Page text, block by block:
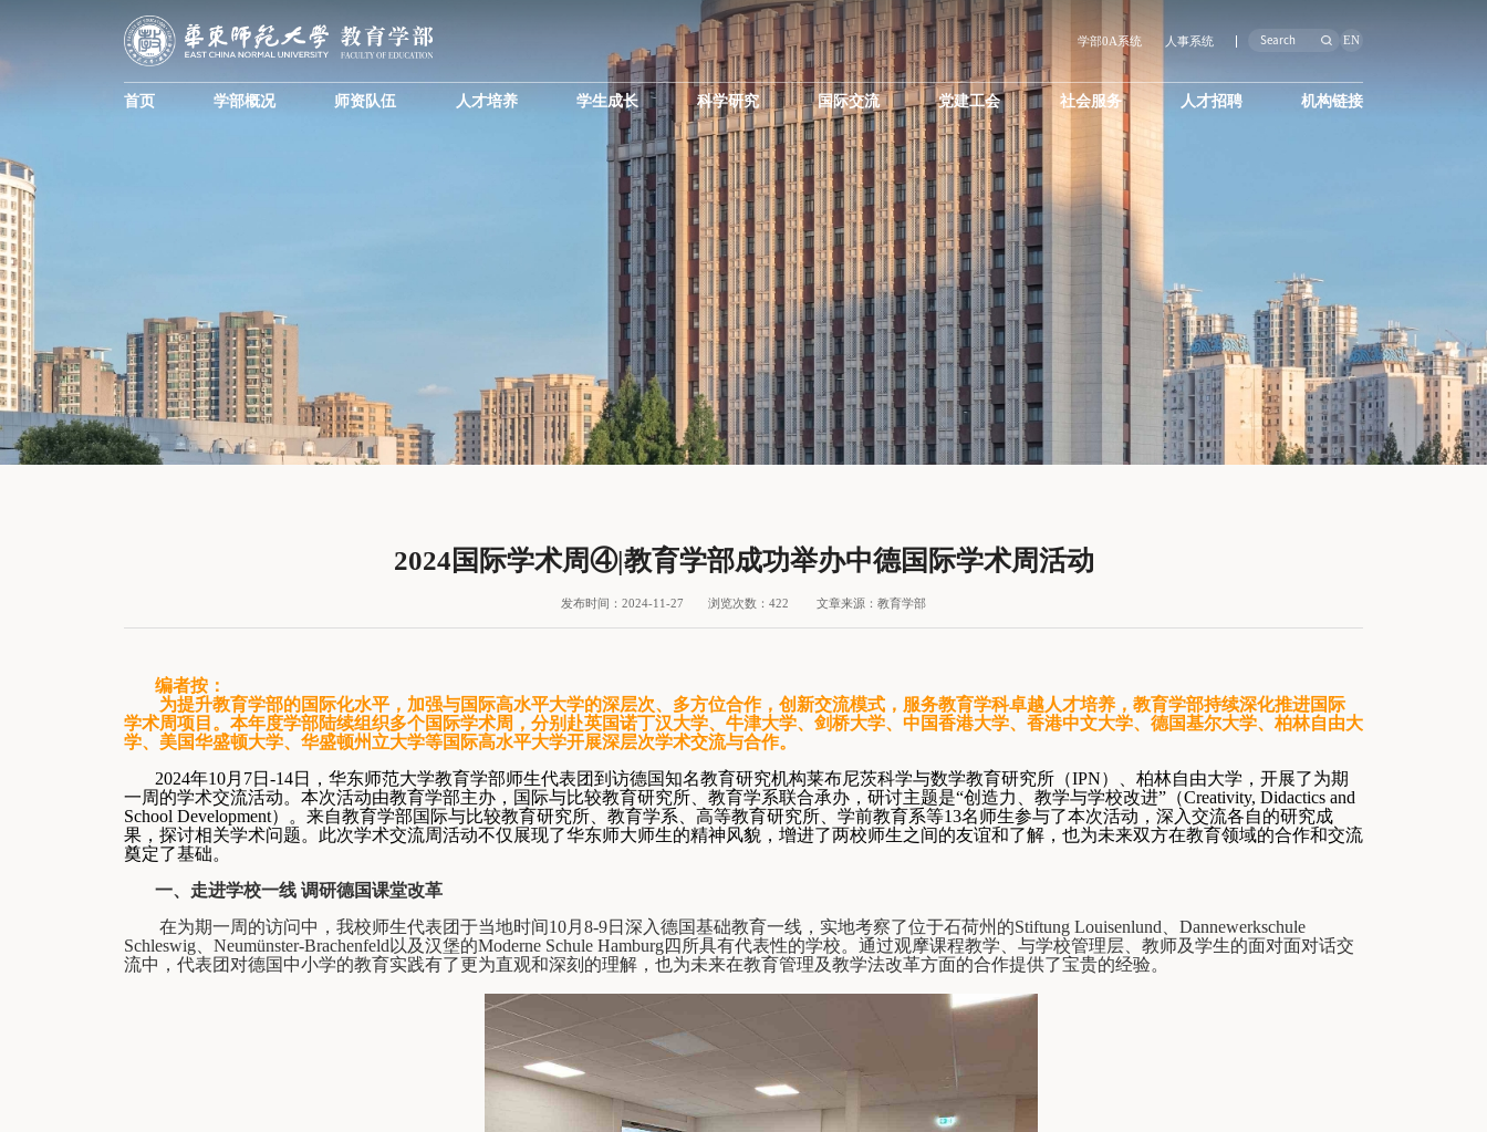
学部0A系统 人事系统 EN
首页 学部概况 师资队伍 人才培养 学生成长 科学研究 国际交流 党建工会 社会服务 人才招聘 机构链接
2024国际学术周④|教育学部成功举办中德国际学术周活动
发布时间：2024-11-27 浏览次数： 422 文章来源：教育学部
编者按：
为提升教育学部的国际化水平，加强与国际高水平大学的深层次、多方位合作，创新交流模式，服务教育学科卓越人才培养，教育学部持续深化推进国际
学术周项目。本年度学部陆续组织多个国际学术周，分别赴英国诺丁汉大学、牛津大学、剑桥大学、中国香港大学、香港中文大学、德国基尔大学、柏林自由大
学、美国华盛顿大学、华盛顿州立大学等国际高水平大学开展深层次学术交流与合作。
2024年10月 7日 -14日，华东师范大学教育学部师生代表团到访德国知名教育研究机构莱布尼茨科学与数学教育研究所（IPN）、柏林自由大学，开展了为期
一周的学术交流活动。本次活动由教育学部主办，国际与比较教育研究所、教育学系联合承办，研讨主题是“创造力、教学与学校改进”（Creativity, Didactics and
School Development）。来自教育学部国际与比较教育研究所、教育学系、高等教育研究所、学前教育系等13名师生参与了本次活动，深入交流各自的研究成
果，探讨相关学术问题。此次学术交流周活动不仅展现了华东师大师生的精神风貌，增进了两校师生之间的友谊和了解，也为未来双方在教育领域的合作和交流
奠定了基础。
一、走进学校一线 调研德国课堂改革
在为期一周的访问中，我校师生代表团于当地时间10月8-9日深入德国基础教育一线，实地考察了位于石荷州的Stiftung Louisenlund 、Dannewerkschule
Schleswig
Neumünster-Brachenfeld 以及汉堡的Moderne Schule Hamburg四所具有代表性的学校。通过观摩课程教学、与学校管理层、教师及学生的面对面对话交
流中，代表团对德国中小学的教育实践有了更为直观和深刻的理解，也为未来在教育管理及教学法改革方面的合作提供了宝贵的经验。